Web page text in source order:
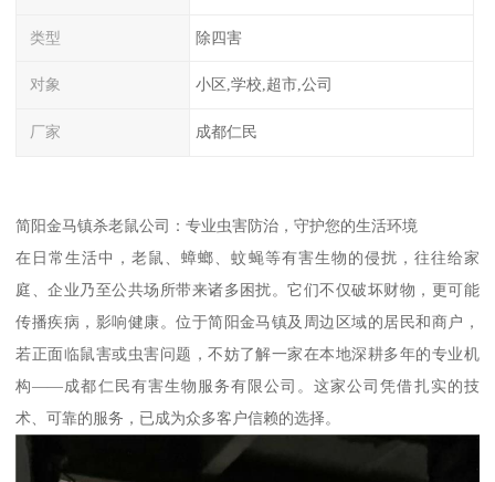
类型 除四害
对象 小区,学校,超市,公司
厂家 成都仁民
简阳金马镇杀老鼠公司：专业虫害防治，守护您的生活环境
在日常生活中，老鼠、蟑螂、蚊蝇等有害生物的侵扰，往往给家
庭、企业乃至公共场所带来诸多困扰。它们不仅破坏财物，更可能
传播疾病，影响健康。位于简阳金马镇及周边区域的居民和商户，
若正面临鼠害或虫害问题，不妨了解一家在本地深耕多年的专业机
构——成都仁民有害生物服务有限公司。这家公司凭借扎实的技
术、可靠的服务，已成为众多客户信赖的选择。